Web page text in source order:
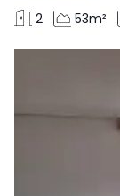
2
53m²